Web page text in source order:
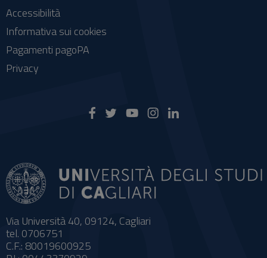
Via Università 40, 09124, Cagliari
tel. 0706751
C.F.: 80019600925
Accessibilità
Informativa sui cookies
Pagamenti pagoPA
Privacy